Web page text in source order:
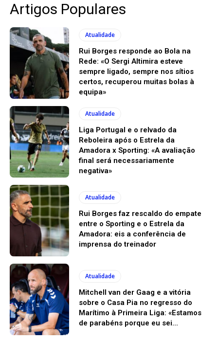
Artigos Populares
Atualidade
Rui Borges responde ao Bola na
Rede: «O Sergi Altimira esteve
sempre ligado, sempre nos sítios
certos, recuperou muitas bolas à
equipa»
Atualidade
Liga Portugal e o relvado da
Reboleira após o Estrela da
Amadora x Sporting: «A avaliação
final será necessariamente
negativa»
Atualidade
Rui Borges faz rescaldo do empate
entre o Sporting e o Estrela da
Amadora: eis a conferência de
imprensa do treinador
Atualidade
Mitchell van der Gaag e a vitória
sobre o Casa Pia no regresso do
Marítimo à Primeira Liga: «Estamos
de parabéns porque eu sei...